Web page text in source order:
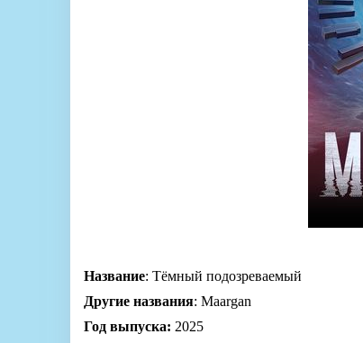
Название: Тёмный подозреваемый
Другие названия: Maargan
Год выпуска: 2025